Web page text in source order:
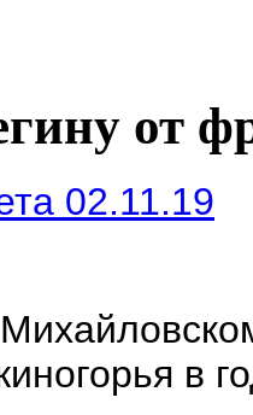
от
02.11.19
в